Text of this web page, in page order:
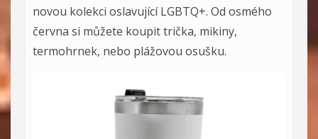
novou kolekci oslavující LGBTQ+. Od osmého
června si můžete koupit trička, mikiny,
termohrnek, nebo plážovou osušku.